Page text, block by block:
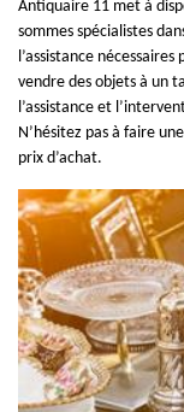
Antiquaire 11 met à
sommes spécialistes
l’assistance
vendre des objets à un
l’assistance et
N’hésitez pas à faire
prix d’achat.